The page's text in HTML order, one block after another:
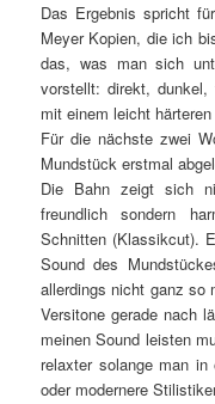
Das Ergebnis spricht
Meyer Kopien, die ich
das, was man sich
vorstellt: direkt, dunkel,
mit einem leicht
Für die nächste zwei
Mundstück erstmal
Die Bahn zeigt sich
freundlich sondern
Schnitten (Klassikcut).
Sound des
allerdings nicht ganz so
Versitone gerade nach
meinen Sound leisten
relaxter solange man
oder modernere